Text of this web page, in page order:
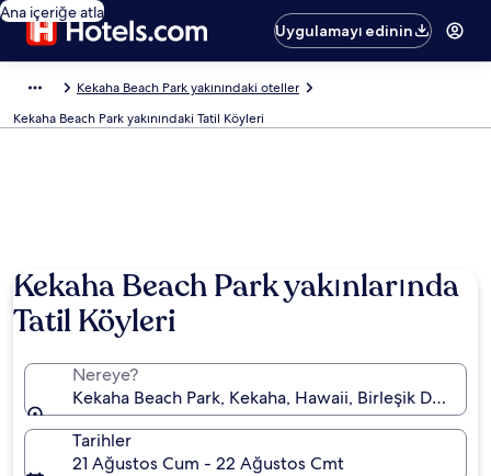
Ana içeriğe atla
Uygulamayı edinin
Kekaha Beach Park yakınındaki oteller
Kekaha Beach Park yakınındaki Tatil Köyleri
Kekaha Beach Park yakınlarında
Tatil Köyleri
Nereye?
Kekaha Beach Park, Kekaha, Hawaii, Birleşik Devletler
Tarihler
21 Ağustos Cum - 22 Ağustos Cmt